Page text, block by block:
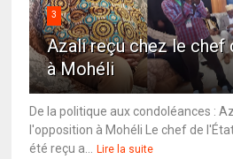
3
Azali reçu chez le chef
à Mohéli
De la politique aux condoléances :
l'opposition à Mohéli Le chef de
été reçu a... Lire la suite